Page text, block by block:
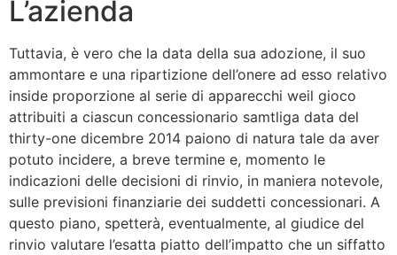
L’azienda
Tuttavia, è vero che la data della sua adozione, il suo
ammontare e una ripartizione dell’onere ad esso relativo
inside proporzione al serie di apparecchi weil gioco
attribuiti a ciascun concessionario samtliga data del
thirty-one dicembre 2014 paiono di natura tale da aver
potuto incidere, a breve termine e, momento le
indicazioni delle decisioni di rinvio, in maniera notevole,
sulle previsioni finanziarie dei suddetti concessionari. A
questo piano, spetterà, eventualmente, al giudice del
rinvio valutare l’esatta piatto dell’impatto che un siffatto